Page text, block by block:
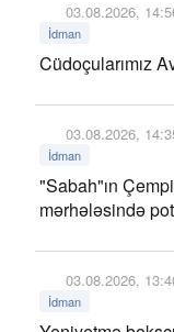
03.08.2026,
İdman
Cüdoçularımız
03.08.2026,
İdman
"Sabah"ın
mərhələsində
03.08.2026,
İdman